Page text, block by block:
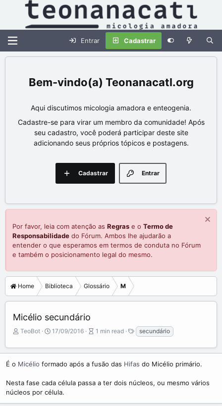
Entrar Cadastrar
Teonanacatl.org
Aqui discutimos micologia amadora e enteogenia.
Cadastre-se para virar um membro da comunidade! Após
seu cadastro, você poderá participar deste site
adicionando seus próprios tópicos e postagens.
Entrar
Cadastrar
Por favor, leia com atenção as Regras e o Termo de
Responsabilidade do Fórum. Ambos lhe ajudarão a
entender o que esperamos em termos de conduta no Fórum
e também o posicionamento legal do mesmo.
Home Biblioteca Glossário M
Micélio secundário
A
t
r
TeoBot
P
b
i
h
d
a
17/09/2016
A
t
c
e
e
1 min read
T
a
g
secundário
É o Micélio formado após a fusão das Hifas do Micélio primário.
Nesta fase cada célula passa a ter dois núcleos, ou mesmo vários
núcleos por célula.